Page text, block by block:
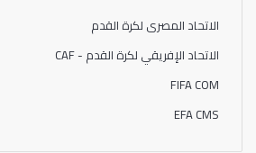
الاتحاد المصرى لكرة القدم
الاتحاد الإفريقي لكرة القدم - CAF
FIFA COM
EFA CMS